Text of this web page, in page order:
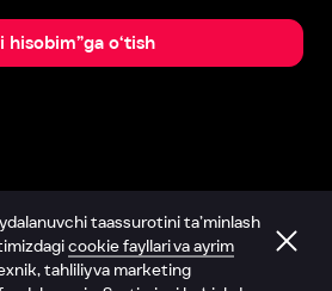
hisobim”ga o‘tish
taassurotini ta’minlash
cookie fayllari va ayrim
tahliliy va marketing